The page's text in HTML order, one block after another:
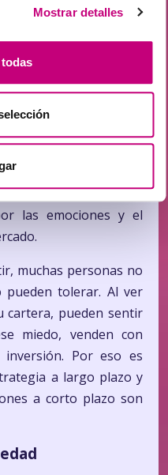
Mostrar detalles
muestran que, a largo
pasiva.
al mercado requiere
mientras que la
el capital es invertir
afirma.
más errores
las emociones y el
muchas personas no
pueden tolerar. Al ver
cartera, pueden sentir
miedo, venden con
Por eso es
a largo plazo y
a corto plazo son